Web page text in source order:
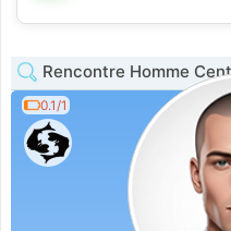
Rencontre Homme
0.1/1